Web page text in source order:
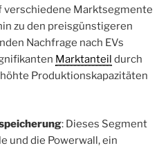
verschiedene Marktsegmente
zu den preisgünstigeren
Nachfrage nach EVs
Marktanteil durch
Produktionskapazitäten
: Dieses Segment
und die Powerwall, ein